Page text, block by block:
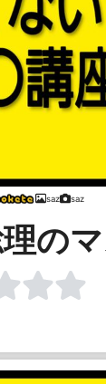
saz saz
の